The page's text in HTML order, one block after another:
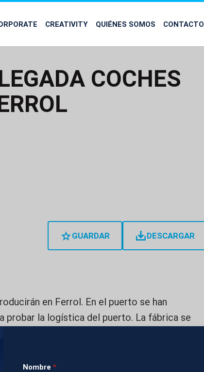
CREATIVITY QUIÉNES SOMOS CONTACTO
COCHES
GUARDAR DESCARGAR
Nombre *
en Ferrol. En el puerto se han
probar la logística del puerto. La fábrica se